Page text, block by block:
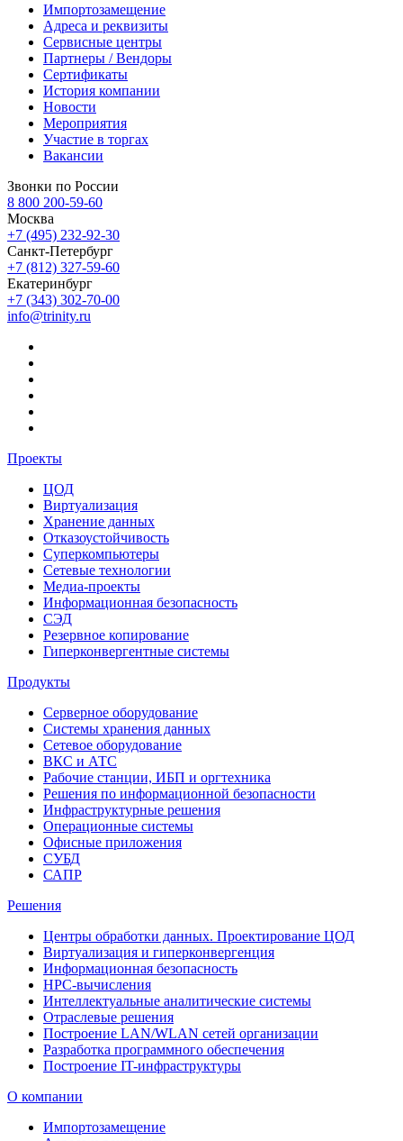
Импортозамещение
Адреса и реквизиты
Сервисные центры
Партнеры / Вендоры
Сертификаты
История компании
Новости
Мероприятия
Участие в торгах
Вакансии
Звонки по России
8 800 200-59-60
Москва
+7 (495) 232-92-30
Санкт-Петербург
+7 (812) 327-59-60
Екатеринбург
+7 (343) 302-70-00
info@trinity.ru
Проекты
ЦОД
Виртуализация
Хранение данных
Отказоустойчивость
Суперкомпьютеры
Сетевые технологии
Медиа-проекты
Информационная безопасность
СЭД
Резервное копирование
Гиперконвергентные системы
Продукты
Серверное оборудование
Системы хранения данных
Сетевое оборудование
ВКС и АТС
Рабочие станции, ИБП и оргтехника
Решения по информационной безопасности
Инфраструктурные решения
Операционные системы
Офисные приложения
СУБД
САПР
Решения
Центры обработки данных. Проектирование ЦОД
Виртуализация и гиперконвергенция
Информационная безопасность
HPC-вычисления
Интеллектуальные аналитические системы
Отраслевые решения
Построение LAN/WLAN сетей организации
Разработка программного обеспечения
Построение IT-инфраструктуры
О компании
Импортозамещение